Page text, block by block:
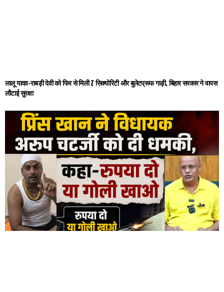
लालू यादव-राबड़ी देवी को फिर से मिली Z सिक्योरिटी और बुलेटप्रूफ गाड़ी, बिहार सरकार ने वापस
लौटाई सुरक्षा